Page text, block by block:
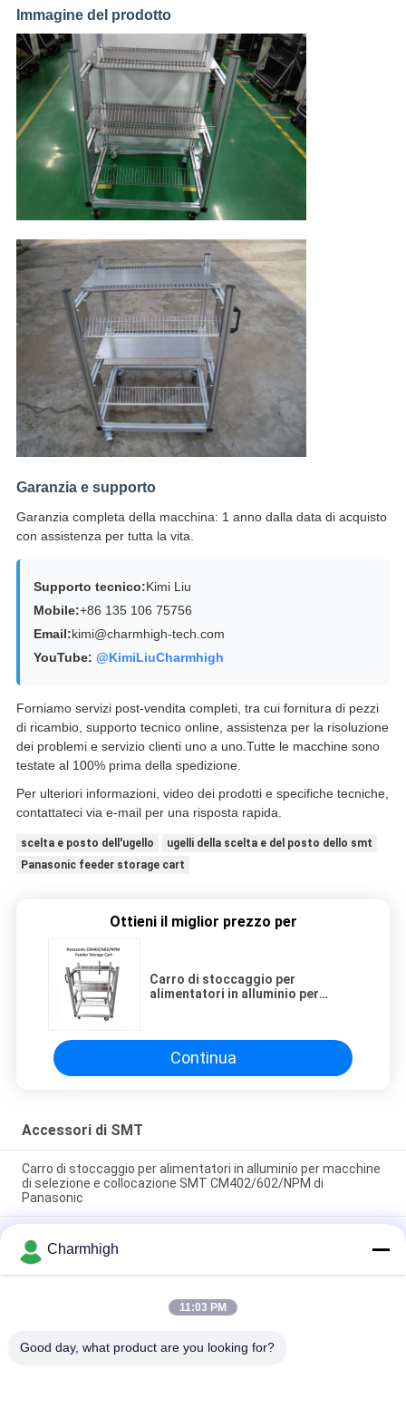
Immagine del prodotto
Garanzia e supporto
Garanzia completa della macchina: 1 anno dalla data di acquisto
con assistenza per tutta la vita.
Supporto tecnico:Kimi Liu
Mobile:+86 135 106 75756
Email:kimi@charmhigh-tech.com
YouTube: @KimiLiuCharmhigh
Forniamo servizi post-vendita completi, tra cui fornitura di pezzi
di ricambio, supporto tecnico online, assistenza per la risoluzione
dei problemi e servizio clienti uno a uno.Tutte le macchine sono
testate al 100% prima della spedizione.
Per ulteriori informazioni, video dei prodotti e specifiche tecniche,
contattateci via e-mail per una risposta rapida.
scelta e posto dell'ugello
ugelli della scelta e del posto dello smt
Panasonic feeder storage cart
Ottieni il miglior prezzo per
Carro di stoccaggio per
alimentatori in alluminio per
CM402/602/NPM di Panasonic
Continua
Accessori di SMT
Carro di stoccaggio per alimentatori in alluminio per macchine
di selezione e collocazione SMT CM402/602/NPM di
Panasonic
macchina di taglio del nastro a mano per la macchina di pick
and place SMT
Alimentatore di vibrazione/alimentatore del
bastone/alimentatore della metropolitana per gli accessori di
Charmhigh
11:03 PM
Good day, what product are you looking for?